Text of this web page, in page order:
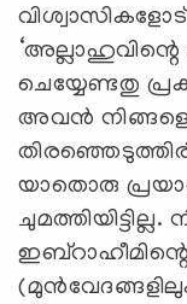
ചെയ്യേണ്ടതു
അവന്‍ നിങ്ങളെ
യാതൊരു